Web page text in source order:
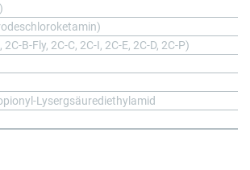
B-Fly, 2C-C, 2C-I, 2C-E, 2C-D, 2C-P)
Lysergsäurediethylamid